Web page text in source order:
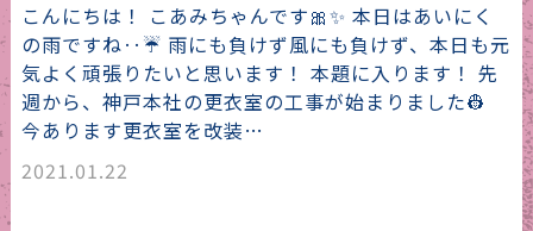
こんにちは！ こあみちゃんです🎀✨ 本日はあいにく
の雨ですね‥☔ 雨にも負けず風にも負けず、本日も元
気よく頑張りたいと思います！ 本題に入ります！ 先
週から、神戸本社の更衣室の工事が始まりました👷
今あります更衣室を改装…
2021.01.22